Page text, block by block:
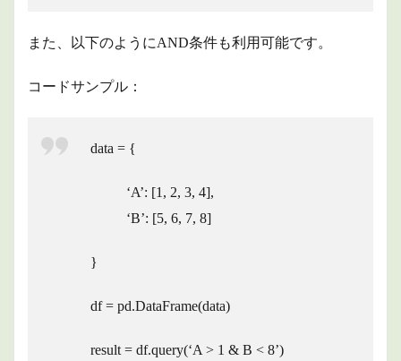
また、以下のようにAND条件も利用可能です。
コードサンプル：
data = {
‘A’: [1, 2, 3, 4],
‘B’: [5, 6, 7, 8]
}
df = pd.DataFrame(data)
result = df.query(‘A > 1 & B < 8’)